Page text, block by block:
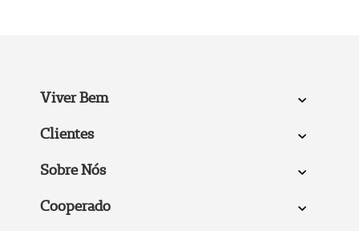
Viver Bem
Clientes
Sobre Nós
Cooperado